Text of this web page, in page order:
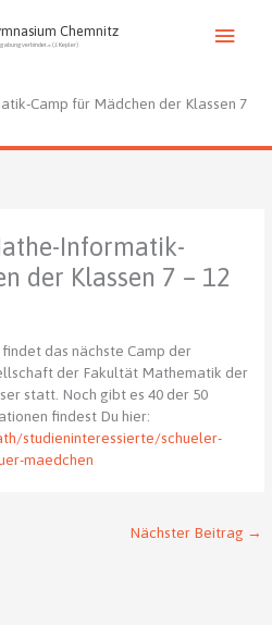
Chemnitz
verbindet.« (J. Kepler)
Camp für Mädchen der Klassen 7
Informatik-
der Klassen 7 – 12
findet das nächste Camp der
der Fakultät Mathematik der
statt. Noch gibt es 40 der 50
findest Du hier:
studieninteressierte/schueler-
maedchen
Nächster Beitrag →